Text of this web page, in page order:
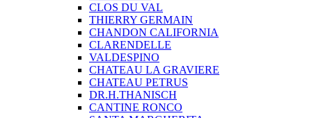
CLOS DU VAL
THIERRY GERMAIN
CHANDON CALIFORNIA
CLARENDELLE
VALDESPINO
CHATEAU LA GRAVIERE
CHATEAU PETRUS
DR.H.THANISCH
CANTINE RONCO